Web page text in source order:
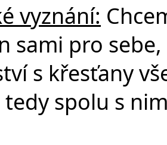
vyznání:
sami pro
s křesťany
tedy spolu s